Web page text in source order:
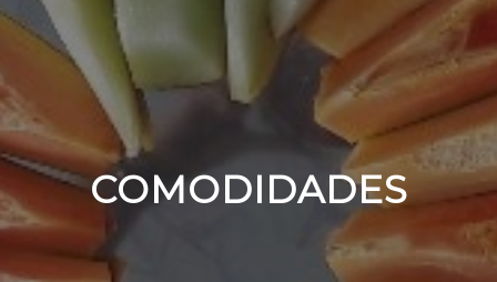
COMODIDADES